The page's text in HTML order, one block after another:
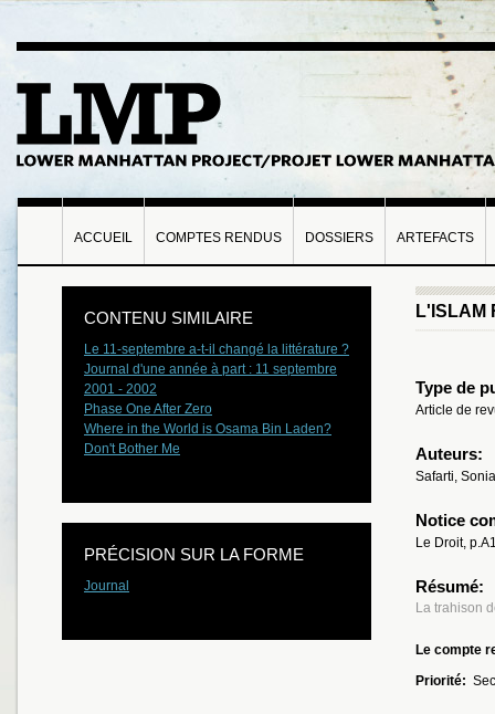
ACCUEIL COMPTES RENDUS DOSSIERS ARTEFACTS
L'ISLAM
Type de
Article de
Auteurs:
Safarti, Sonia
Notice
Le Droit,
Résumé:
La trahison
Le compte
Priorité:
CONTENU SIMILAIRE
Le 11-septembre a-t-il changé la littérature ?
Journal d'une année à part : 11 septembre
2001 - 2002
Phase One After Zero
Where in the World is Osama Bin Laden?
Don't Bother Me
PRÉCISION SUR LA FORME
Journal